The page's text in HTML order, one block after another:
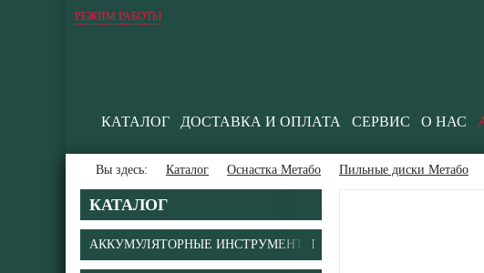
РЕЖИМ РАБОТЫ
КАТАЛОГ ДОСТАВКА И ОПЛАТА СЕРВИС О НАС
Вы здесь: Каталог Оснастка Метабо Пильные диски Метабо
КАТАЛОГ
АККУМУЛЯТОРНЫЕ ИНСТРУМЕНТЫ